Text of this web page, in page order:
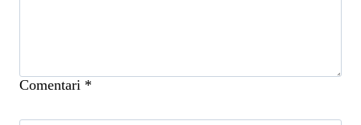
Comentari *